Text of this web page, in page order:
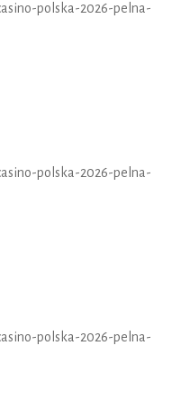
polska-2026-pelna-
polska-2026-pelna-
polska-2026-pelna-